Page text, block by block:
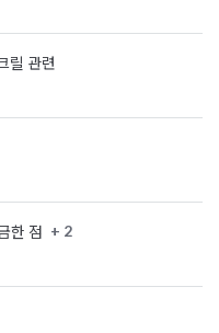
릴 관련
한 점 + 2